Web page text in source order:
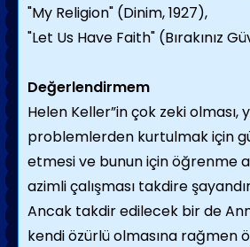
"My Religion" (Dinim, 1927),
"Let Us Have Faith" (Bırakınız
Değerlendirmem
Helen Keller”in çok zeki olması,
problemlerden kurtulmak için
etmesi ve bunun için öğrenme
azimli çalışması takdire
Ancak takdir edilecek bir de
kendi özürlü olmasına rağmen